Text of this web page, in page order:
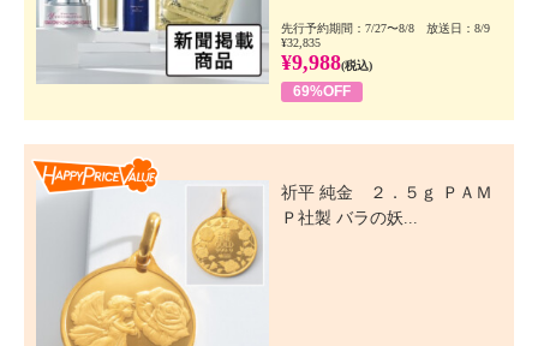
先行予約期間：7/27〜8/8 放送日：8/9
¥32,835
¥9,988(税込)
69%OFF
祈平 純金 ２．５ｇ ＰＡＭ
Ｐ社製 バラの妖...